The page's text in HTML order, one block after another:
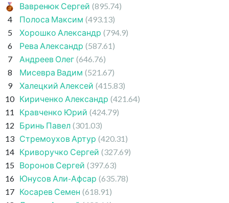
Вавренюк Сергей (895.74)
4
Полоса Максим (493.13)
5
Хорошко Александр (794.9)
6
Рева Александр (587.61)
7
Андреев Олег (646.76)
8
Мисевра Вадим (521.67)
9
Халецкий Алексей (415.83)
10 Кириченко Александр (421.64)
11
Кравченко Юрий (424.79)
12
Бринь Павел (301.03)
13 Стремоухов Артур (420.31)
14 Криворучко Сергей (327.69)
15 Воронов Сергей (397.63)
16 Юнусов Али-Афсар (635.78)
17 Косарев Семен (618.91)